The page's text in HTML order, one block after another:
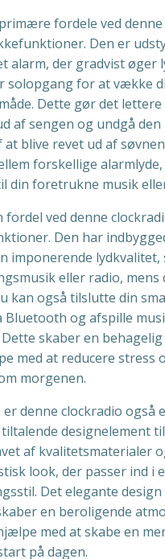
fordele ved
Den er
alarm, der gradvist øger
solopgang for at vække
Dette gør det
af sengen og undgå
at blive revet ud af
forskellige alarmlyde,
din foretrukne musik
fordel ved denne
Den har
imponerende lydkvalitet,
eller radio,
kan også tilslutte din
Bluetooth og afspille
Dette skaber en
med at reducere stress
morgenen.
er denne clockradio også
designelement
af kvalitetsmaterialer
look, der passer ind i
Det elegante
en beroligende
med at skabe en
på dagen.